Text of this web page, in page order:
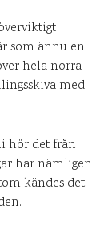
som ännu en
hela norra
med
hör det från
har nämligen
kändes det